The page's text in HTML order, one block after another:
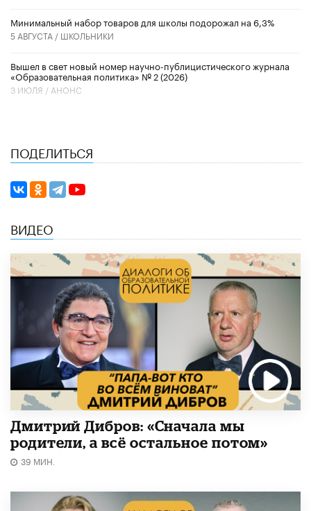
Минимальный набор товаров для школы подорожал на 6,3%
5 АВГУСТА / ШКОЛЬНИКИ
Вышел в свет новый номер научно-публицистического журнала
«Образовательная политика» № 2 (2026)
3 ИЮЛЯ / АНОНС
ПОДЕЛИТЬСЯ
ВИДЕО
Дмитрий Дибров: «Сначала мы
родители, а всё остальное потом»
39 МИН.